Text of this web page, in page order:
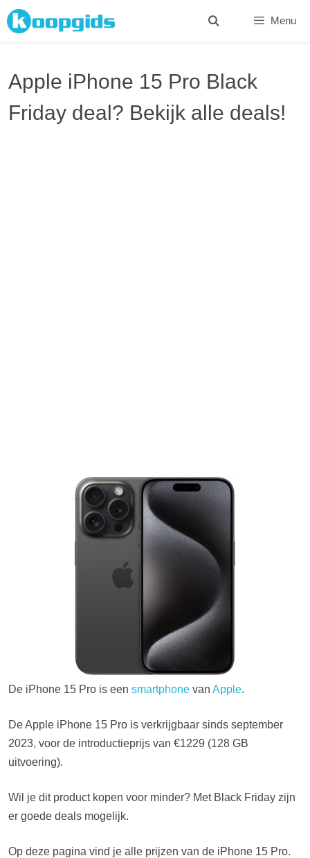
Spring
naar
Menu
Apple iPhone 15 Pro Black
Friday deal? Bekijk alle deals!
De iPhone 15 Pro is een smartphone van Apple.
De Apple iPhone 15 Pro is verkrijgbaar sinds september
2023, voor de introductieprijs van €1229 (128 GB
uitvoering).
Wil je dit product kopen voor minder? Met Black Friday zijn
er goede deals mogelijk.
Op deze pagina vind je alle prijzen van de iPhone 15 Pro.